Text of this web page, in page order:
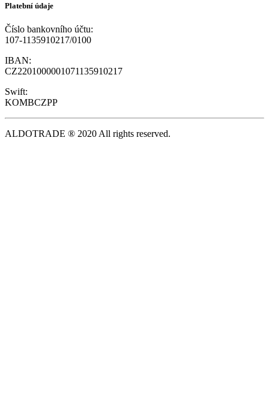
Platební údaje
Číslo bankovního účtu:
107-1135910217/0100
IBAN:
CZ2201000001071135910217
Swift:
KOMBCZPP
ALDOTRADE ® 2020 All rights reserved.